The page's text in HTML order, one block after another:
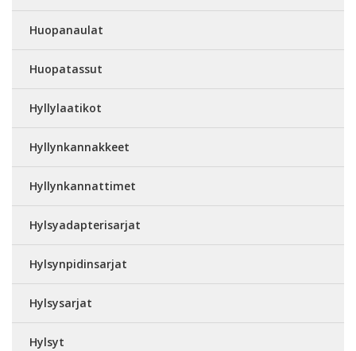
Huopanaulat
Huopatassut
Hyllylaatikot
Hyllynkannakkeet
Hyllynkannattimet
Hylsyadapterisarjat
Hylsynpidinsarjat
Hylsysarjat
Hylsyt